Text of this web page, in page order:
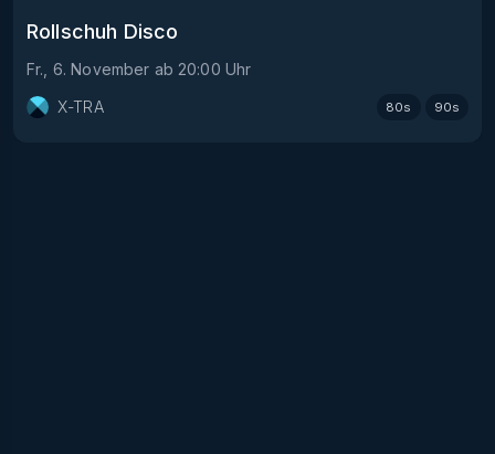
Rollschuh Disco
Fr., 6. November ab 20:00 Uhr
X-TRA
80s 90s